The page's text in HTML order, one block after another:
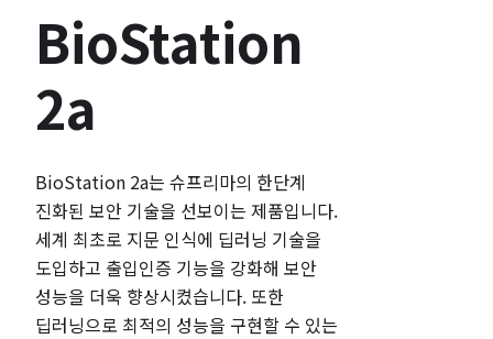
BioStation
2a
BioStation 2a는 슈프리마의 한단계
진화된 보안 기술을 선보이는 제품입니다.
세계 최초로 지문 인식에 딥러닝 기술을
도입하고 출입인증 기능을 강화해 보안
성능을 더욱 향상시켰습니다. 또한
딥러닝으로 최적의 성능을 구현할 수 있는